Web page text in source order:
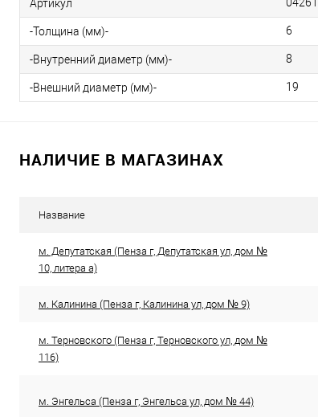
Артикул
-Толщина (мм)- 6
-Внутренний диаметр (мм)- 8
-Внешний диаметр (мм)- 19
НАЛИЧИЕ В МАГАЗИНАХ
Название
м. Депутатская (Пенза г, Депутатская ул, дом №
10, литера а)
м. Калинина (Пенза г, Калинина ул, дом № 9)
м. Терновского (Пенза г, Терновского ул, дом №
116)
м. Энгельса (Пенза г, Энгельса ул, дом № 44)